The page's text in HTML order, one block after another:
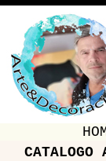
CATALOGO